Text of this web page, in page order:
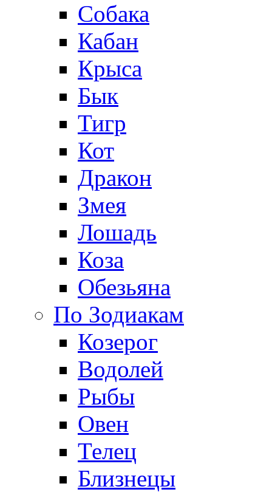
Собака
Кабан
Крыса
Бык
Тигр
Кот
Дракон
Змея
Лошадь
Коза
Обезьяна
По Зодиакам
Козерог
Водолей
Рыбы
Овен
Телец
Близнецы